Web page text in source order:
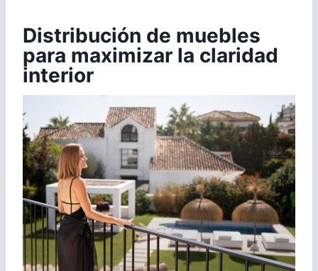
Distribución de muebles
para maximizar la claridad
interior